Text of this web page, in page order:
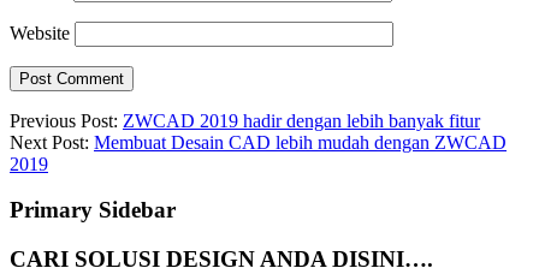
Website
Previous Post: ZWCAD 2019 hadir dengan lebih banyak fitur
Next Post: Membuat Desain CAD lebih mudah dengan ZWCAD
2019
Primary Sidebar
CARI SOLUSI DESIGN ANDA DISINI….